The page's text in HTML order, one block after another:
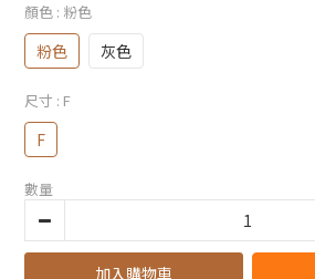
顏色 : 粉色
粉色 灰色
尺寸 : F
F
數量
加入購物車